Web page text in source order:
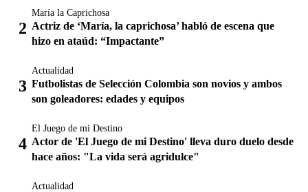
María la Caprichosa
Actriz de ‘María, la caprichosa’ habló de escena que
hizo en ataúd: “Impactante”
Actualidad
Futbolistas de Selección Colombia son novios y ambos
son goleadores: edades y equipos
El Juego de mi Destino
Actor de 'El Juego de mi Destino' lleva duro duelo desde
hace años: "La vida será agridulce"
Actualidad